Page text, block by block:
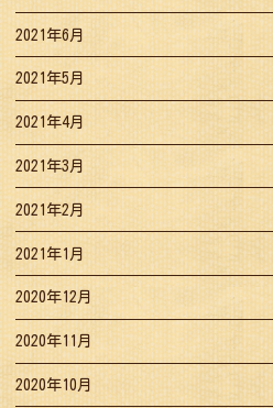
2021年6月
2021年5月
2021年4月
2021年3月
2021年2月
2021年1月
2020年12月
2020年11月
2020年10月